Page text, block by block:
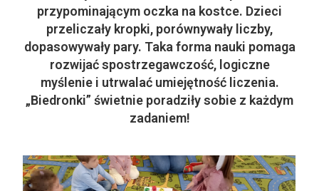
przypominającym oczka na kostce. Dzieci
przeliczały kropki, porównywały liczby,
dopasowywały pary. Taka forma nauki pomaga
rozwijać spostrzegawczość, logiczne
myślenie i utrwalać umiejętność liczenia.
„Biedronki” świetnie poradziły sobie z każdym
zadaniem!